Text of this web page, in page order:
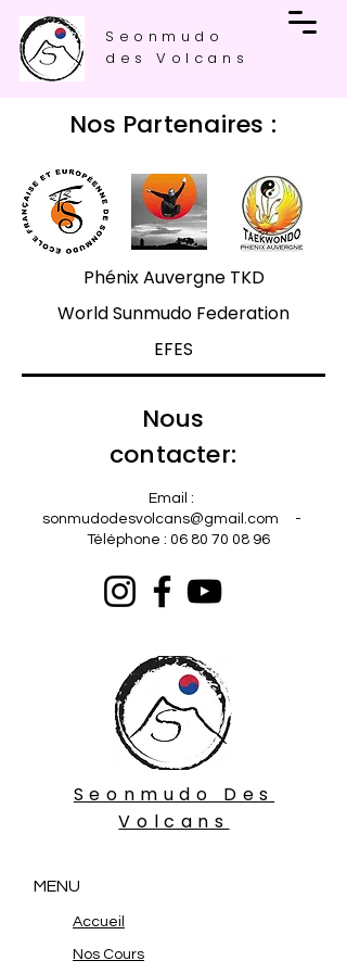
Seonmudo
des Volcans
Nos Partenaires :
Phénix Auvergne TKD
World Sunmudo Federation
EFES
Nous
contacter:
Email :
sonmudodesvolcans@gmail.com -
Téléphone : 06 80 70 08 96
Seonmudo Des
Volcans
MENU
Accueil
Nos Cours